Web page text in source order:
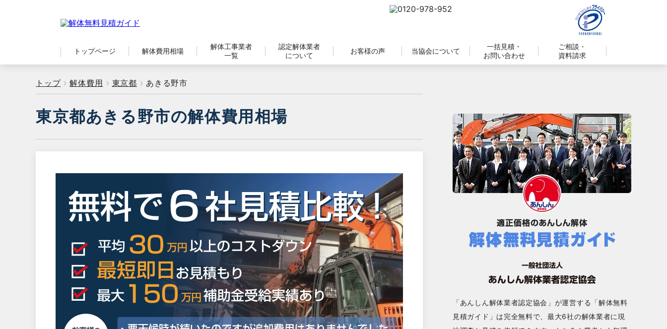
トップページ 解体費用相場
解体工事業者
一覧
認定解体業者
について
お客様の声 当協会について
一括見積・
お問い合わせ
ご相談・
資料請求
トップ 解体費用 東京都 あきる野市
東京都あきる野市の解体費用相場
「あんしん解体業者認定協会」が運営する「解体無料
見積ガイド」は完全無料で、最大6社の解体業者に現